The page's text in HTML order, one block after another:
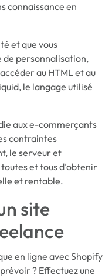
connaissance en
et que vous
de personnalisation,
au HTML et au
le langage utilisé
aux e-commerçants
contraintes
le serveur et
et tous d’obtenir
et rentable.
site
en ligne avec Shopify
? Effectuez une